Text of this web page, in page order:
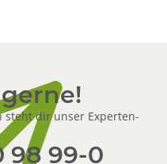
steht dir unser Experten-
98 99-0